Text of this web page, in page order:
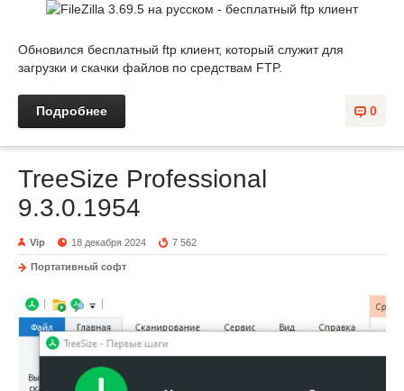
Обновился бесплатный ftp клиент, который служит для
загрузки и скачки файлов по средствам FTP.
0
Подробнее
TreeSize Professional
9.3.0.1954
Vip 18 декабря 2024 7 562
Портативный софт